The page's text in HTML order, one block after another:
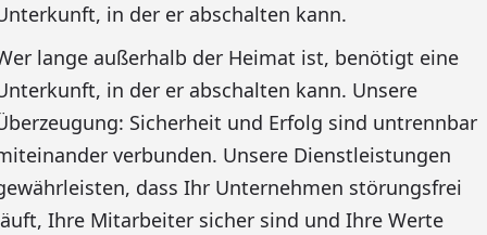
in der er abschalten kann.
lange außerhalb der Heimat ist, benötigt eine
in der er abschalten kann. Unsere
Sicherheit und Erfolg sind untrennbar
verbunden. Unsere Dienstleistungen
dass Ihr Unternehmen störungsfrei
Ihre Mitarbeiter sicher sind und Ihre Werte